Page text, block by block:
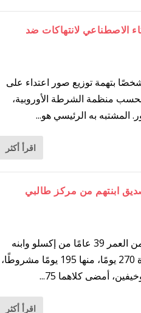
بالذكاء الاصطناعي لانتهاكات ضد
الشرطة الأوروبية (يوروبول) القبض على 25 شخصًا بتهمة توزيع صور اعتداء على
منظمة الشرطة الأوروبية،
المشتبه به الرئيسي هو...
اقرأ أكثر
ابنتهم من مركز طالبي
طالبت النيابة العامة بالحكم على رجل سوري يبلغ من العمر 39 عامًا من إكسلو وابنه
البالغ من العمر 21 عامًا من خرونينغن بالسجن لمدة 270 يومًا، منها 195 يومًا مشروطًا،
اقرأ أكثر